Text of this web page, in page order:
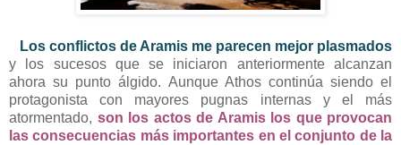
Los conflictos de Aramis me parecen mejor plasmados
y los sucesos que se iniciaron anteriormente alcanzan
ahora su punto álgido. Aunque Athos continúa siendo el
protagonista con mayores pugnas internas y el más
atormentado, son los actos de Aramis los que provocan
las consecuencias más importantes en el conjunto de la